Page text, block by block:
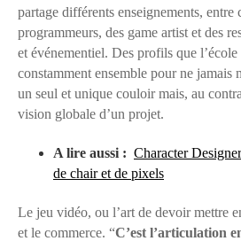
partage différents enseignements, entre
programmeurs, des game artist et des
et événementiel. Des profils que
constamment ensemble pour ne jamais
un seul et unique couloir mais, au
vision globale d’un projet.
A lire aussi : Character
de chair et de pixels
Le jeu vidéo, ou l’art de devoir mettre
et le commerce. “C’est l’articulation